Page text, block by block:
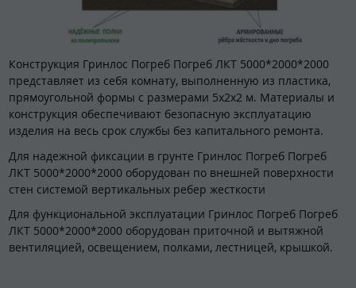
Конструкция Гринлос Погреб Погреб ЛКТ 5000*2000*2000
представляет из себя комнату, выполненную из пластика,
прямоугольной формы с размерами 5х2х2 м. Материалы и
конструкция обеспечивают безопасную эксплуатацию
изделия на весь срок службы без капитального ремонта.
Для надежной фиксации в грунте Гринлос Погреб Погреб
ЛКТ 5000*2000*2000 оборудован по внешней поверхности
стен системой вертикальных ребер жесткости
Для функциональной эксплуатации Гринлос Погреб Погреб
ЛКТ 5000*2000*2000 оборудован приточной и вытяжной
вентиляцией, освещением, полками, лестницей, крышкой.